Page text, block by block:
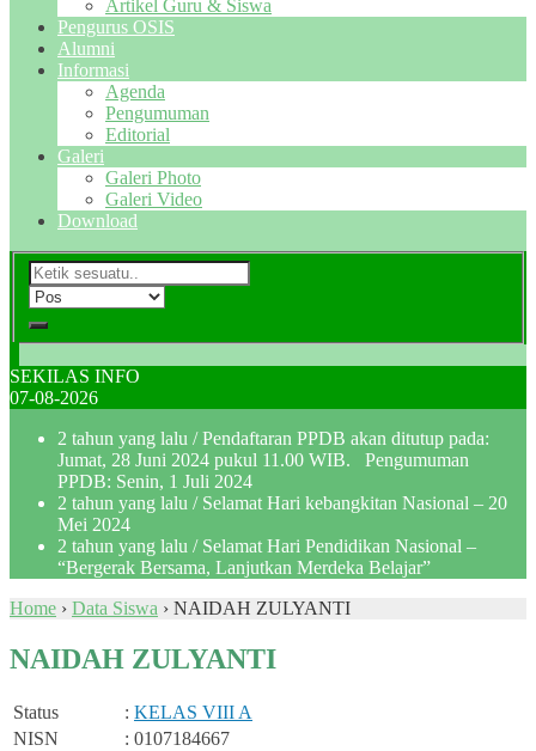
Artikel Guru & Siswa
Pengurus OSIS
Alumni
Informasi
Agenda
Pengumuman
Editorial
Galeri
Galeri Photo
Galeri Video
Download
SEKILAS INFO
07-08-2026
2 tahun yang lalu / Pendaftaran PPDB akan ditutup pada:
Jumat, 28 Juni 2024 pukul 11.00 WIB. Pengumuman
PPDB: Senin, 1 Juli 2024
2 tahun yang lalu / Selamat Hari kebangkitan Nasional – 20
Mei 2024
2 tahun yang lalu / Selamat Hari Pendidikan Nasional –
“Bergerak Bersama, Lanjutkan Merdeka Belajar”
Home › Data Siswa › NAIDAH ZULYANTI
NAIDAH ZULYANTI
Status : KELAS VIII A
NISN
: 0107184667